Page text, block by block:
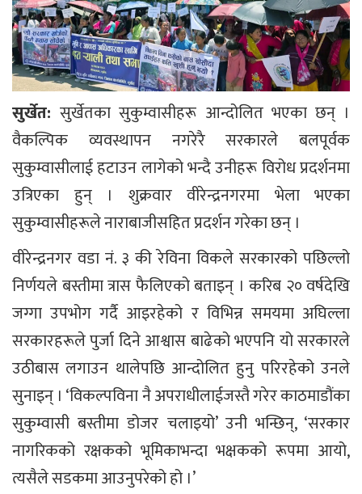
सुर्खेत:सुर्खेतका सुकुम्वासीहरू आन्दोलित भएका छन् ।
वैकल्पिक व्यवस्थापन नगरेरै सरकारले बलपूर्वक
सुकुम्वासीलाई हटाउन लागेको भन्दै उनीहरू विरोध प्रदर्शनमा
उत्रिएका हुन् । शुक्रवार वीरेन्द्रनगरमा भेला भएका
सुकुम्वासीहरूले नाराबाजीसहित प्रदर्शन गरेका छन् ।
वीरेन्द्रनगर वडा नं. ३ की रेविना विकले सरकारको पछिल्लो
निर्णयले बस्तीमा त्रास फैलिएको बताइन् । करिब २० वर्षदेखि
जग्गा उपभोग गर्दै आइरहेको र विभिन्न समयमा अघिल्ला
सरकारहरूले पुर्जा दिने आश्वास बाढेको भएपनि यो सरकारले
उठीबास लगाउन थालेपछि आन्दोलित हुनु परिरहेको उनले
सुनाइन् । ‘विकल्पविना नै अपराधीलाईजस्तै गरेर काठमाडौंका
सुकुम्वासी बस्तीमा डोजर चलाइयो’ उनी भन्छिन्, ‘सरकार
नागरिकको रक्षकको भूमिकाभन्दा भक्षकको रूपमा आयो,
त्यसैले सडकमा आउनुपरेको हो ।’